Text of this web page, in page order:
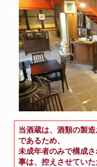
当酒蔵は、酒類の製
であるため、
未成年者のみで構成
事は、控えさせていた